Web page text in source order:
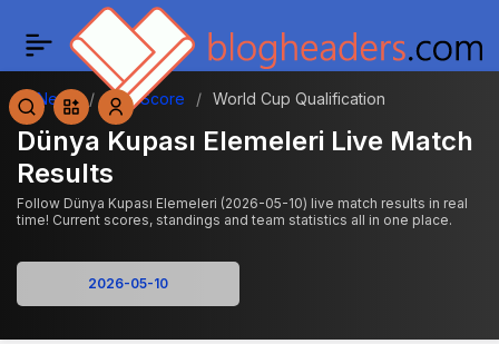
News Live Score World Cup Qualification
Dünya Kupası Elemeleri Live Match
Results
Follow Dünya Kupası Elemeleri (2026-05-10) live match results in real
time! Current scores, standings and team statistics all in one place.